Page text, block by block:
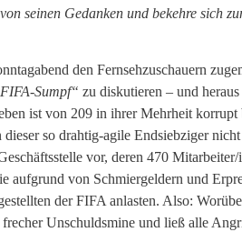
seinen Gedanken und bekehre sich
den Fernsehzuschauern
„FIFA-Sumpf“ zu diskutieren – und
ist von 209 in ihrer Mehrheit
so drahtig-agile Endsiebziger
vor, deren 470
aufgrund von Schmiergeldern und
der FIFA anlasten. Also:
Unschuldsmine und ließ alle